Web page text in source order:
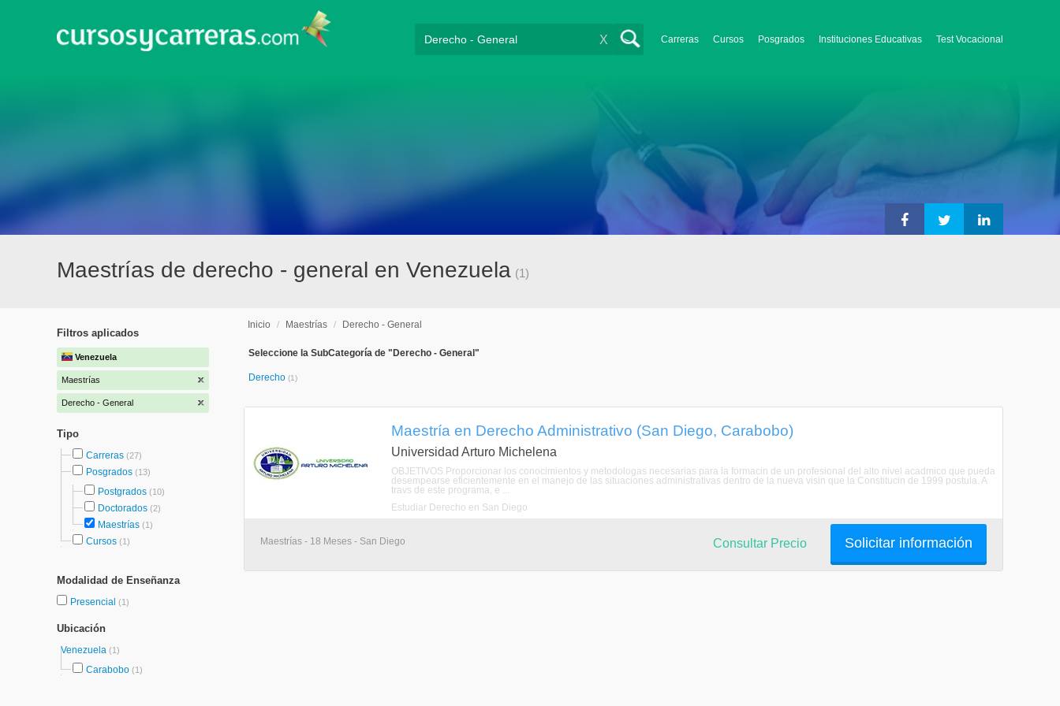
Carreras Cursos Posgrados Instituciones Educativas Test Vocacional
X
Maestrías de derecho - general en Venezuela (1)
Filtros aplicados
Venezuela
Maestrías
Derecho - General
Tipo
Carreras (27)
Posgrados (13)
Postgrados (10)
Doctorados (2)
Maestrías (1)
Cursos (1)
Modalidad de Enseñanza
Presencial (1)
Ubicación
Venezuela (1)
Carabobo (1)
Inicio / Maestrías / Derecho - General
Seleccione la SubCategoría de "Derecho - General"
Derecho (1)
Maestría en Derecho Administrativo (San Diego, Carabobo)
Universidad Arturo Michelena
OBJETIVOS Proporcionar los conocimientos y metodologas necesarias para la formacin de un profesional del alto nivel acadmico que pueda
desempearse eficientemente en el manejo de las situaciones administrativas dentro de la nueva visin que la Constitucin de 1999 postula. A
travs de este programa, e ...
Estudiar Derecho en San Diego
Maestrías - 18 Meses - San Diego Solicitar información
Consultar Precio